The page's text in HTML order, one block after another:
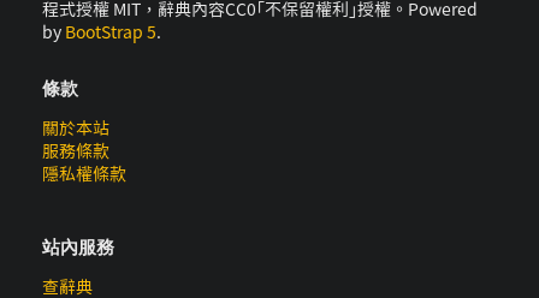
程式授權 MIT，辭典內容CC0｢不保留權利｣授權。Powered
by BootStrap 5.
條款
關於本站
服務條款
隱私權條款
站內服務
查辭典